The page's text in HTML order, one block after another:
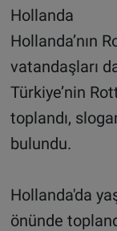
Hollanda
Hollanda’nın
vatandaşları
Türkiye’nin
toplandı,
bulundu.
Hollanda'da
önünde